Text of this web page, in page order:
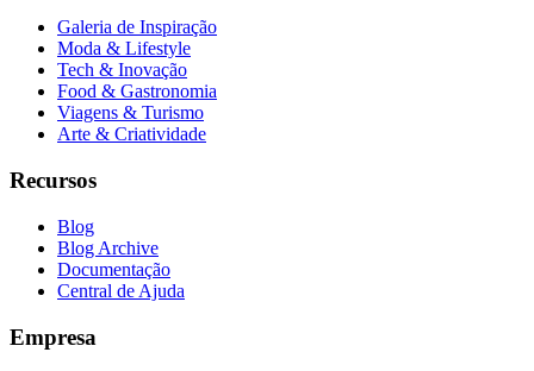
Galeria de Inspiração
Moda & Lifestyle
Tech & Inovação
Food & Gastronomia
Viagens & Turismo
Arte & Criatividade
Recursos
Blog
Blog Archive
Documentação
Central de Ajuda
Empresa